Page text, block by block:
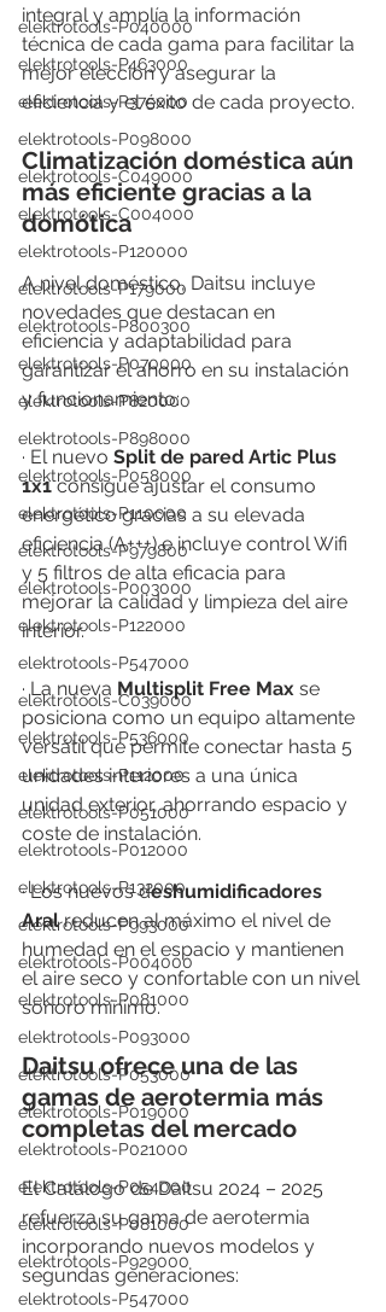
elektrotools-P040000
elektrotools-P463000
elektrotools-P375000
elektrotools-P098000
elektrotools-C049000
elektrotools-C004000
elektrotools-P120000
elektrotools-P179000
elektrotools-P800300
elektrotools-P070000
elektrotools-P820000
elektrotools-P898000
elektrotools-P058000
elektrotools-P110000
elektrotools-P979800
elektrotools-P003000
elektrotools-P122000
elektrotools-P547000
elektrotools-C039000
elektrotools-P536000
elektrotools-P112000
elektrotools-P051000
elektrotools-P012000
elektrotools-P132000
elektrotools-P993000
elektrotools-P004000
elektrotools-P081000
elektrotools-P093000
elektrotools-P053000
elektrotools-P019000
elektrotools-P021000
elektrotools-P054000
elektrotools-P081000
elektrotools-P929000
elektrotools-P547000
integral y amplía la información
técnica de cada gama para facilitar la
mejor elección y asegurar la
eficiencia y el éxito de cada proyecto.
Climatización doméstica aún
más eficiente gracias a la
domótica
A nivel doméstico, Daitsu incluye
novedades que destacan en
eficiencia y adaptabilidad para
garantizar el ahorro en su instalación
y funcionamiento:
· El nuevo Split de pared Artic Plus
1x1 consigue ajustar el consumo
energético gracias a su elevada
eficiencia (A+++) e incluye control Wifi
y 5 filtros de alta eficacia para
mejorar la calidad y limpieza del aire
interior.
· La nueva Multisplit Free Max se
posiciona como un equipo altamente
versátil que permite conectar hasta 5
unidades interiores a una única
unidad exterior, ahorrando espacio y
coste de instalación.
· Los nuevos deshumidificadores
Aral reducen al máximo el nivel de
humedad en el espacio y mantienen
el aire seco y confortable con un nivel
sonoro mínimo.
Daitsu ofrece una de las
gamas de aerotermia más
completas del mercado
El Catálogo de Daitsu 2024 – 2025
refuerza su gama de aerotermia
incorporando nuevos modelos y
segundas generaciones: